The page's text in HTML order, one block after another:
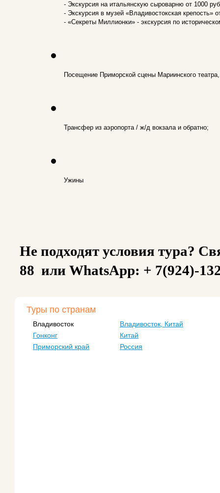
- Экскурсия на итальянскую сыроварню от 1000
- Экскурсия в музей «Владивостокская крепость»
- «Секреты Миллионки» - экскурсия по
Посещение Приморской сцены Мариинского
Трансфер из аэропорта / ж/д вокзала и обратно;
Ужины
Не подходят условия тура?
88 или WhatsApp: + 7(924)-
Туры по странам
Владивосток
Владивосток, Китай
Гонконг
Китай
Приморский край
Россия